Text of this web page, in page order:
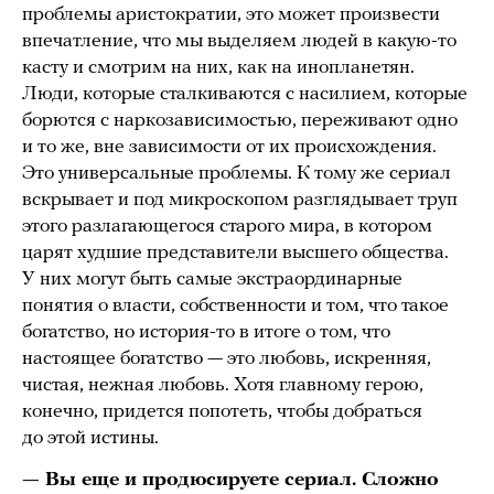
проблемы аристократии, это может произвести
впечатление, что мы выделяем людей в какую-то
касту и смотрим на них, как на инопланетян.
Люди, которые сталкиваются с насилием, которые
борются с наркозависимостью, переживают одно
и то же, вне зависимости от их происхождения.
Это универсальные проблемы. К тому же сериал
вскрывает и под микроскопом разглядывает труп
этого разлагающегося старого мира, в котором
царят худшие представители высшего общества.
У них могут быть самые экстраординарные
понятия о власти, собственности и том, что такое
богатство, но история-то в итоге о том, что
настоящее богатство — это любовь, искренняя,
чистая, нежная любовь. Хотя главному герою,
конечно, придется попотеть, чтобы добраться
до этой истины.
— Вы еще и продюсируете сериал. Сложно